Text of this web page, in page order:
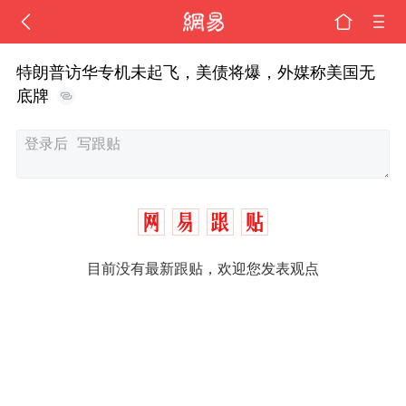
特朗普访华专机未起飞，美债将爆，外媒称美国无
底牌
目前没有最新跟贴，欢迎您发表观点